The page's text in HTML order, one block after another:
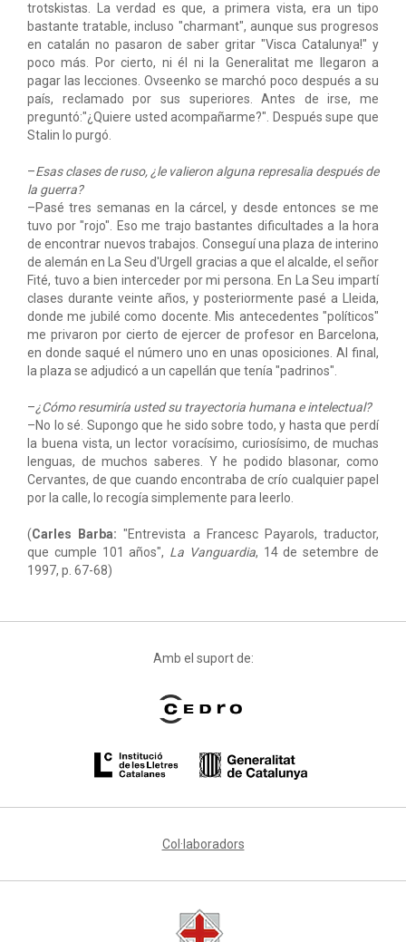
trotskistas. La verdad es que, a primera vista, era un tipo
bastante tratable, incluso "charmant", aunque sus progresos
en catalán no pasaron de saber gritar "Visca Catalunya!" y
poco más. Por cierto, ni él ni la Generalitat me llegaron a
pagar las lecciones. Ovseenko se marchó poco después a su
país, reclamado por sus superiores. Antes de irse, me
preguntó:"¿Quiere usted acompañarme?". Después supe que
Stalin lo purgó.
–Esas clases de ruso, ¿le valieron alguna represalia después de
la guerra?
–Pasé tres semanas en la cárcel, y desde entonces se me
tuvo por "rojo". Eso me trajo bastantes dificultades a la hora
de encontrar nuevos trabajos. Conseguí una plaza de interino
de alemán en La Seu d'Urgell gracias a que el alcalde, el señor
Fité, tuvo a bien interceder por mi persona. En La Seu impartí
clases durante veinte años, y posteriormente pasé a Lleida,
donde me jubilé como docente. Mis antecedentes "políticos"
me privaron por cierto de ejercer de profesor en Barcelona,
en donde saqué el número uno en unas oposiciones. Al final,
la plaza se adjudicó a un capellán que tenía "padrinos".
–¿Cómo resumiría usted su trayectoria humana e intelectual?
–No lo sé. Supongo que he sido sobre todo, y hasta que perdí
la buena vista, un lector voracísimo, curiosísimo, de muchas
lenguas, de muchos saberes. Y he podido blasonar, como
Cervantes, de que cuando encontraba de crío cualquier papel
por la calle, lo recogía simplemente para leerlo.
(Carles Barba: "Entrevista a Francesc Payarols, traductor,
que cumple 101 años", La Vanguardia, 14 de setembre de
1997, p. 67-68)
Amb el suport de:
Col·laboradors